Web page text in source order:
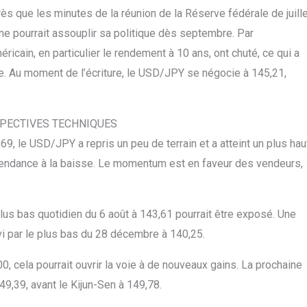
que les minutes de la réunion de la Réserve fédérale de
pourrait assouplir sa politique dès septembre. Par
en particulier le rendement à 10 ans, ont chuté, ce qui a
moment de l’écriture, le USD/JPY se négocie à 145,21,
TECHNIQUES
le USD/JPY a repris un peu de terrain et a atteint un plus
à la baisse. Le momentum est en faveur des vendeurs,
bas quotidien du 6 août à 143,61 pourrait être exposé. Une
le plus bas du 28 décembre à 140,25.
cela pourrait ouvrir la voie à de nouveaux gains. La prochaine
avant le Kijun-Sen à 149,78.